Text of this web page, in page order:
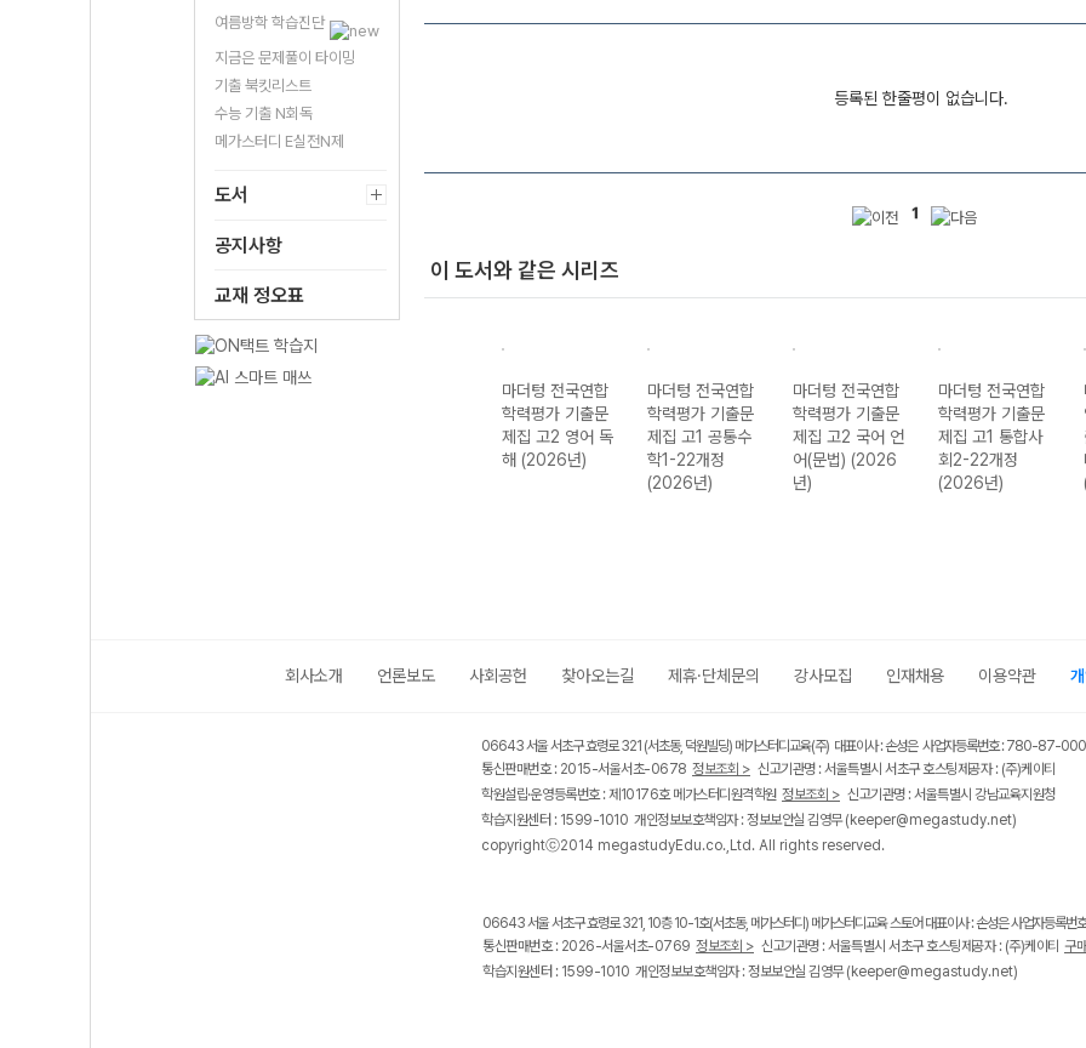
여름방학 학습진단
지금은 문제풀이 타이밍
기출 북킷리스트
수능 기출 N회독
메가스터디 E실전N제
도서
공지사항
교재 정오표
등록된 한줄평이 없습니다.
1
이 도서와 같은 시리즈
마더텅 전국연합
마더텅 전국연합
학력평가 기출문
제집 고2 영어 독
해 (2026년)
마더텅 전국연합
학력평가 기출문
제집 고1 공통수
학1-22개정
(2026년)
마더텅 전국연합
학력평가 기출문
제집 고2 국어 언
어(문법) (2026
년)
마더텅 전국연합
학력평가 기출문
제집 고1 통합사
회2-22개정
(2026년)
회사소개 언론보도 사회공헌 찾아오는길 제휴·단체문의 강사모집 인재채용 이용약관
06643 서울 서초구 효령로 321 (서초동, 덕원빌딩) 메가스터디교육(주) 대표이사 : 손성은 사업자등록번호 : 780-87-
통신판매번호 : 2015-서울서초-0678 정보조회 > 신고기관명 : 서울특별시 서초구 호스팅제공자 : (주)케이티
학원설립·운영등록번호 : 제10176호 메가스터디원격학원 정보조회 > 신고기관명 : 서울특별시 강남교육지원청
학습지원센터 : 1599-1010 개인정보보호책임자 : 정보보안실 김영무(keeper@megastudy.net)
copyrightⓒ2014 megastudyEdu.co.,Ltd. All rights reserved.
06643 서울 서초구 효령로 321, 10층 10-1호(서초동, 메가스터디) 메가스터디교육 스토어 대표이사 : 손성은 사업자등
통신판매번호 : 2026-서울서초-0769 정보조회 > 신고기관명 : 서울특별시 서초구 호스팅제공자 : (주)케이티 구
학습지원센터 : 1599-1010 개인정보보호책임자 : 정보보안실 김영무(keeper@megastudy.net)